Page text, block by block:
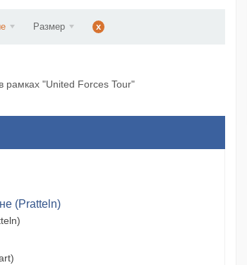
Размер x
рамках "United Forces Tour"
(Pratteln)